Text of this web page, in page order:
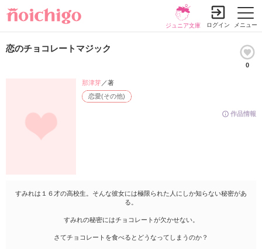
メニュー
ジュニア文庫 ログイン
恋のチョコレートマジック
0
作品情報
恋愛(その他)
那津芽／著
すみれは１６才の高校生。そんな彼女には極限られた人にしか知らない秘密があ
る。
すみれの秘密にはチョコレートが欠かせない。
さてチョコレートを食べるとどうなってしまうのか？